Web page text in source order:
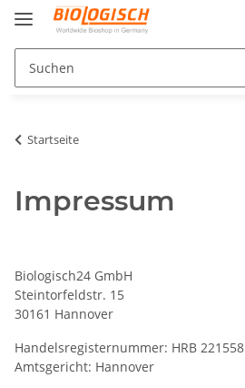
Startseite
Impressum
Biologisch24 GmbH
Steintorfeldstr. 15
30161 Hannover
Handelsregisternummer: HRB 221558
Amtsgericht: Hannover